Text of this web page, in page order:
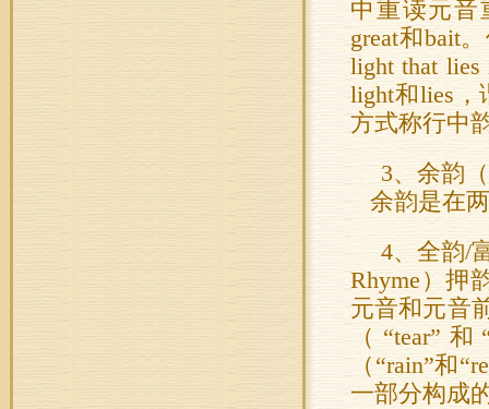
中重读元音
great和bait
light that lies
light和lies，
方式称行中
3、余韵
余韵是在
4、全韵/
Rhyme）押
元音和元音
（“tear”
（“rain”和
一部分构成